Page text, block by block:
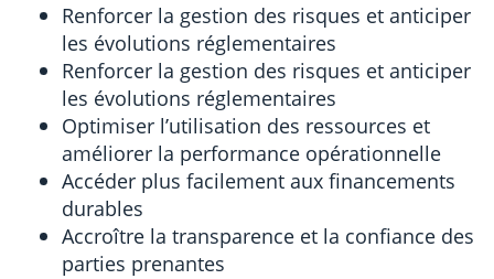
Renforcer la gestion des risques et anticiper
les évolutions réglementaires
Renforcer la gestion des risques et anticiper
les évolutions réglementaires
Optimiser l’utilisation des ressources et
améliorer la performance opérationnelle
Accéder plus facilement aux financements
durables
Accroître la transparence et la confiance des
parties prenantes